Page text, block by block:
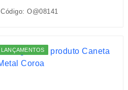
Código: O@08141
LANÇAMENTOS